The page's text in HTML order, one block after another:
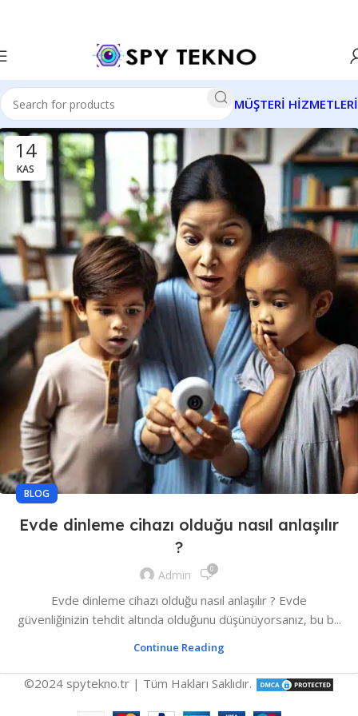
MÜŞTERİ HİZMETLERİ
14
KAS
BLOG
Evde dinleme cihazı olduğu nasıl anlaşılır
?
Admin 0
Evde dinleme cihazı olduğu nasıl anlaşılır ? Evde
güvenliğinizin tehdit altında olduğunu düşünüyorsanız, bu b...
Continue Reading
©2024 spytekno.tr | Tüm Hakları Saklıdır.